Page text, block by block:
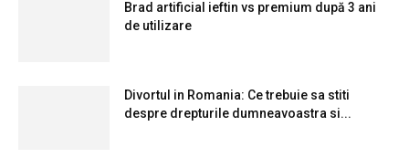
Brad artificial ieftin vs premium după 3 ani
de utilizare
Divortul in Romania: Ce trebuie sa stiti
despre drepturile dumneavoastra si...